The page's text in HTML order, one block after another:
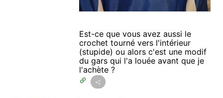
Est-ce que vous avez aussi le
crochet tourné vers l'intérieur
(stupide) ou alors c'est une modif
du gars qui l'a louée avant que je
l'achète ?